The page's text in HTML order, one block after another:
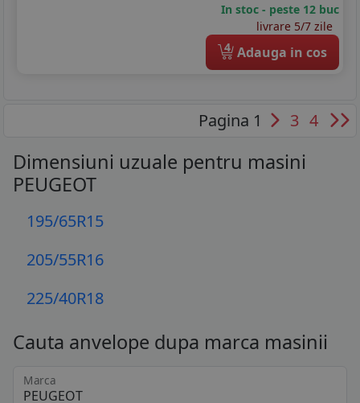
In stoc - peste 12 buc
livrare 5/7 zile
4 Adauga in cos
Pagina 1 3 4
Dimensiuni uzuale pentru masini
PEUGEOT
195/65R15
205/55R16
225/40R18
Cauta anvelope dupa marca masinii
Marca